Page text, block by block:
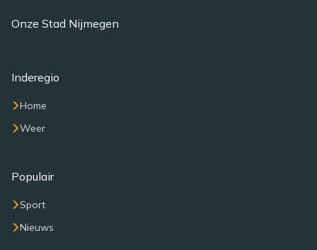
Onze Stad Nijmegen
Inderegio
Home
Weer
Populair
Sport
Nieuws